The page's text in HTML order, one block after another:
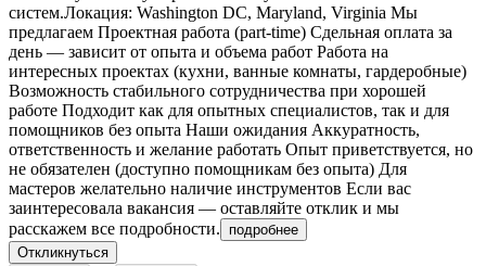
систем.Локация: Washington DC, Maryland, Virginia Мы
предлагаем Проектная работа (part-time) Сдельная оплата за
день — зависит от опыта и объема работ Работа на
интересных проектах (кухни, ванные комнаты, гардеробные)
Возможность стабильного сотрудничества при хорошей
работе Подходит как для опытных специалистов, так и для
помощников без опыта Наши ожидания Аккуратность,
ответственность и желание работать Опыт приветствуется, но
не обязателен (доступно помощникам без опыта) Для
мастеров желательно наличие инструментов Если вас
заинтересовала вакансия — оставляйте отклик и мы
расскажем все подробности.
подробнее
Откликнуться